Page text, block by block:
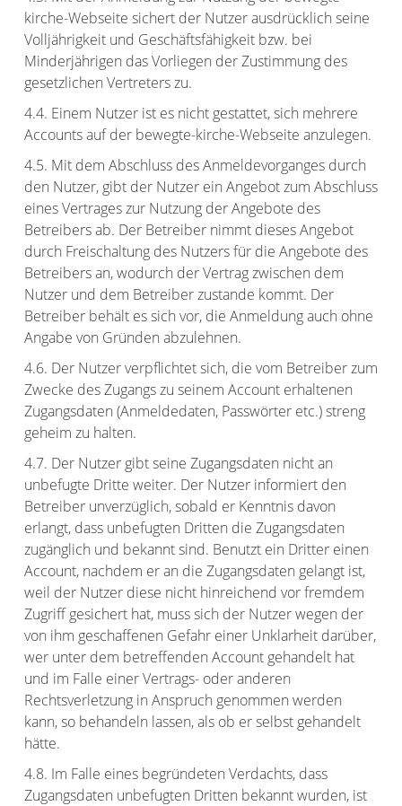
kirche-Webseite sichert der Nutzer ausdrücklich seine
Volljährigkeit und Geschäftsfähigkeit bzw. bei
Minderjährigen das Vorliegen der Zustimmung des
gesetzlichen Vertreters zu.
4.4. Einem Nutzer ist es nicht gestattet, sich mehrere
Accounts auf der bewegte-kirche-Webseite anzulegen.
4.5. Mit dem Abschluss des Anmeldevorganges durch
den Nutzer, gibt der Nutzer ein Angebot zum Abschluss
eines Vertrages zur Nutzung der Angebote des
Betreibers ab. Der Betreiber nimmt dieses Angebot
durch Freischaltung des Nutzers für die Angebote des
Betreibers an, wodurch der Vertrag zwischen dem
Nutzer und dem Betreiber zustande kommt. Der
Betreiber behält es sich vor, die Anmeldung auch ohne
Angabe von Gründen abzulehnen.
4.6. Der Nutzer verpflichtet sich, die vom Betreiber zum
Zwecke des Zugangs zu seinem Account erhaltenen
Zugangsdaten (Anmeldedaten, Passwörter etc.) streng
geheim zu halten.
4.7. Der Nutzer gibt seine Zugangsdaten nicht an
unbefugte Dritte weiter. Der Nutzer informiert den
Betreiber unverzüglich, sobald er Kenntnis davon
erlangt, dass unbefugten Dritten die Zugangsdaten
zugänglich und bekannt sind. Benutzt ein Dritter einen
Account, nachdem er an die Zugangsdaten gelangt ist,
weil der Nutzer diese nicht hinreichend vor fremdem
Zugriff gesichert hat, muss sich der Nutzer wegen der
von ihm geschaffenen Gefahr einer Unklarheit darüber,
wer unter dem betreffenden Account gehandelt hat
und im Falle einer Vertrags- oder anderen
Rechtsverletzung in Anspruch genommen werden
kann, so behandeln lassen, als ob er selbst gehandelt
hätte.
4.8. Im Falle eines begründeten Verdachts, dass
Zugangsdaten unbefugten Dritten bekannt wurden, ist